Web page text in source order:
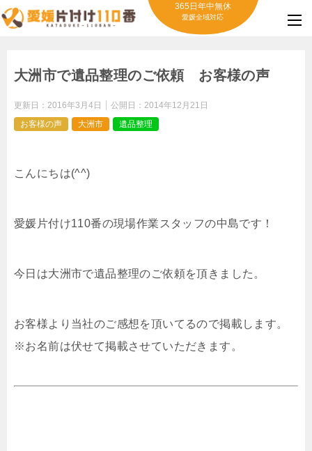
365日年中無休
愛媛全域対応
大洲市で遺品整理のご依頼 お客様の声
更新日： 2016年3月4日 公開日： 2014年12月21日
お客様の声
大洲市 遺品整理
こんにちは(^^)
愛媛片付け110番の現場作業スタッフの中島です！
今日は大洲市で遺品整理のご依頼を頂きました。
お客様より当社のご感想を頂いてるので掲載します。
※お名前は伏せて掲載させていただきます。